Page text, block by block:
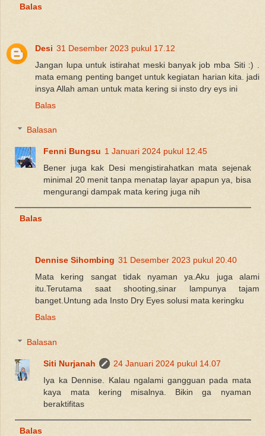
Balas
Desi 31 Desember 2023 pukul 17.12
Jangan lupa untuk istirahat meski banyak job mba Siti :) .
mata emang penting banget untuk kegiatan harian kita. jadi
insya Allah aman untuk mata kering si insto dry eys ini
Balas
Balasan
Fenni Bungsu 1 Januari 2024 pukul 12.45
Bener juga kak Desi mengistirahatkan mata sejenak
minimal 20 menit tanpa menatap layar apapun ya, bisa
mengurangi dampak mata kering juga nih
Balas
Dennise Sihombing 31 Desember 2023 pukul 20.40
Mata kering sangat tidak nyaman ya.Aku juga alami
itu.Terutama saat shooting,sinar lampunya tajam
banget.Untung ada Insto Dry Eyes solusi mata keringku
Balas
Balasan
Siti Nurjanah
24 Januari 2024 pukul 14.07
Iya ka Dennise. Kalau ngalami gangguan pada mata
kaya mata kering misalnya. Bikin ga nyaman
beraktifitas
Balas